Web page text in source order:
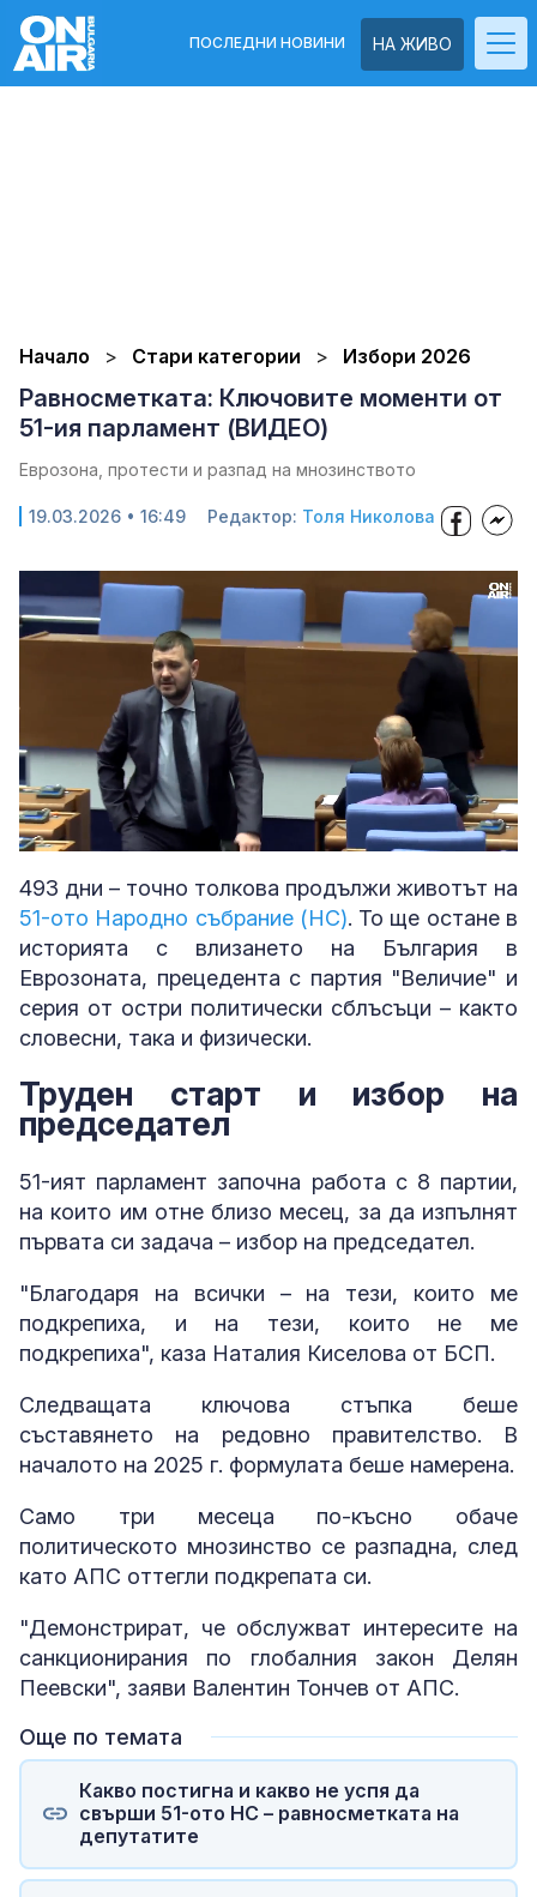
НА ЖИВО
ПОСЛЕДНИ НОВИНИ
Начало Стари категории Избори 2026
Равносметката: Ключовите моменти от
51-ия парламент (ВИДЕО)
Еврозона, протести и разпад на мнозинството
19.03.2026 • 16:49 Редактор: Толя Николова
Unmute
493 дни – точно толкова продължи животът на
51-ото Народно събрание (НС). То ще остане в
историята с влизането на България в
Eврозоната, прецедента с партия "Величие" и
серия от остри политически сблъсъци – както
словесни, така и физически.
Труден старт и избор на
председател
51-ият парламент започна работа с 8 партии,
на които им отне близо месец, за да изпълнят
първата си задача – избор на председател.
"Благодаря на всички – на тези, които ме
подкрепиха, и на тези, които не ме
подкрепиха", каза Наталия Киселова от БСП.
Следващата ключова стъпка беше
съставянето на редовно правителство. В
началото на 2025 г. формулата беше намерена.
Само три месеца по-късно обаче
политическото мнозинство се разпадна, след
като АПС оттегли подкрепата си.
"Демонстрират, че обслужват интересите на
санкционирания по глобалния закон Делян
Пеевски", заяви Валентин Тончев от АПС.
Още по темата
Какво постигна и какво не успя да
свърши 51-ото НС – равносметката на
депутатите